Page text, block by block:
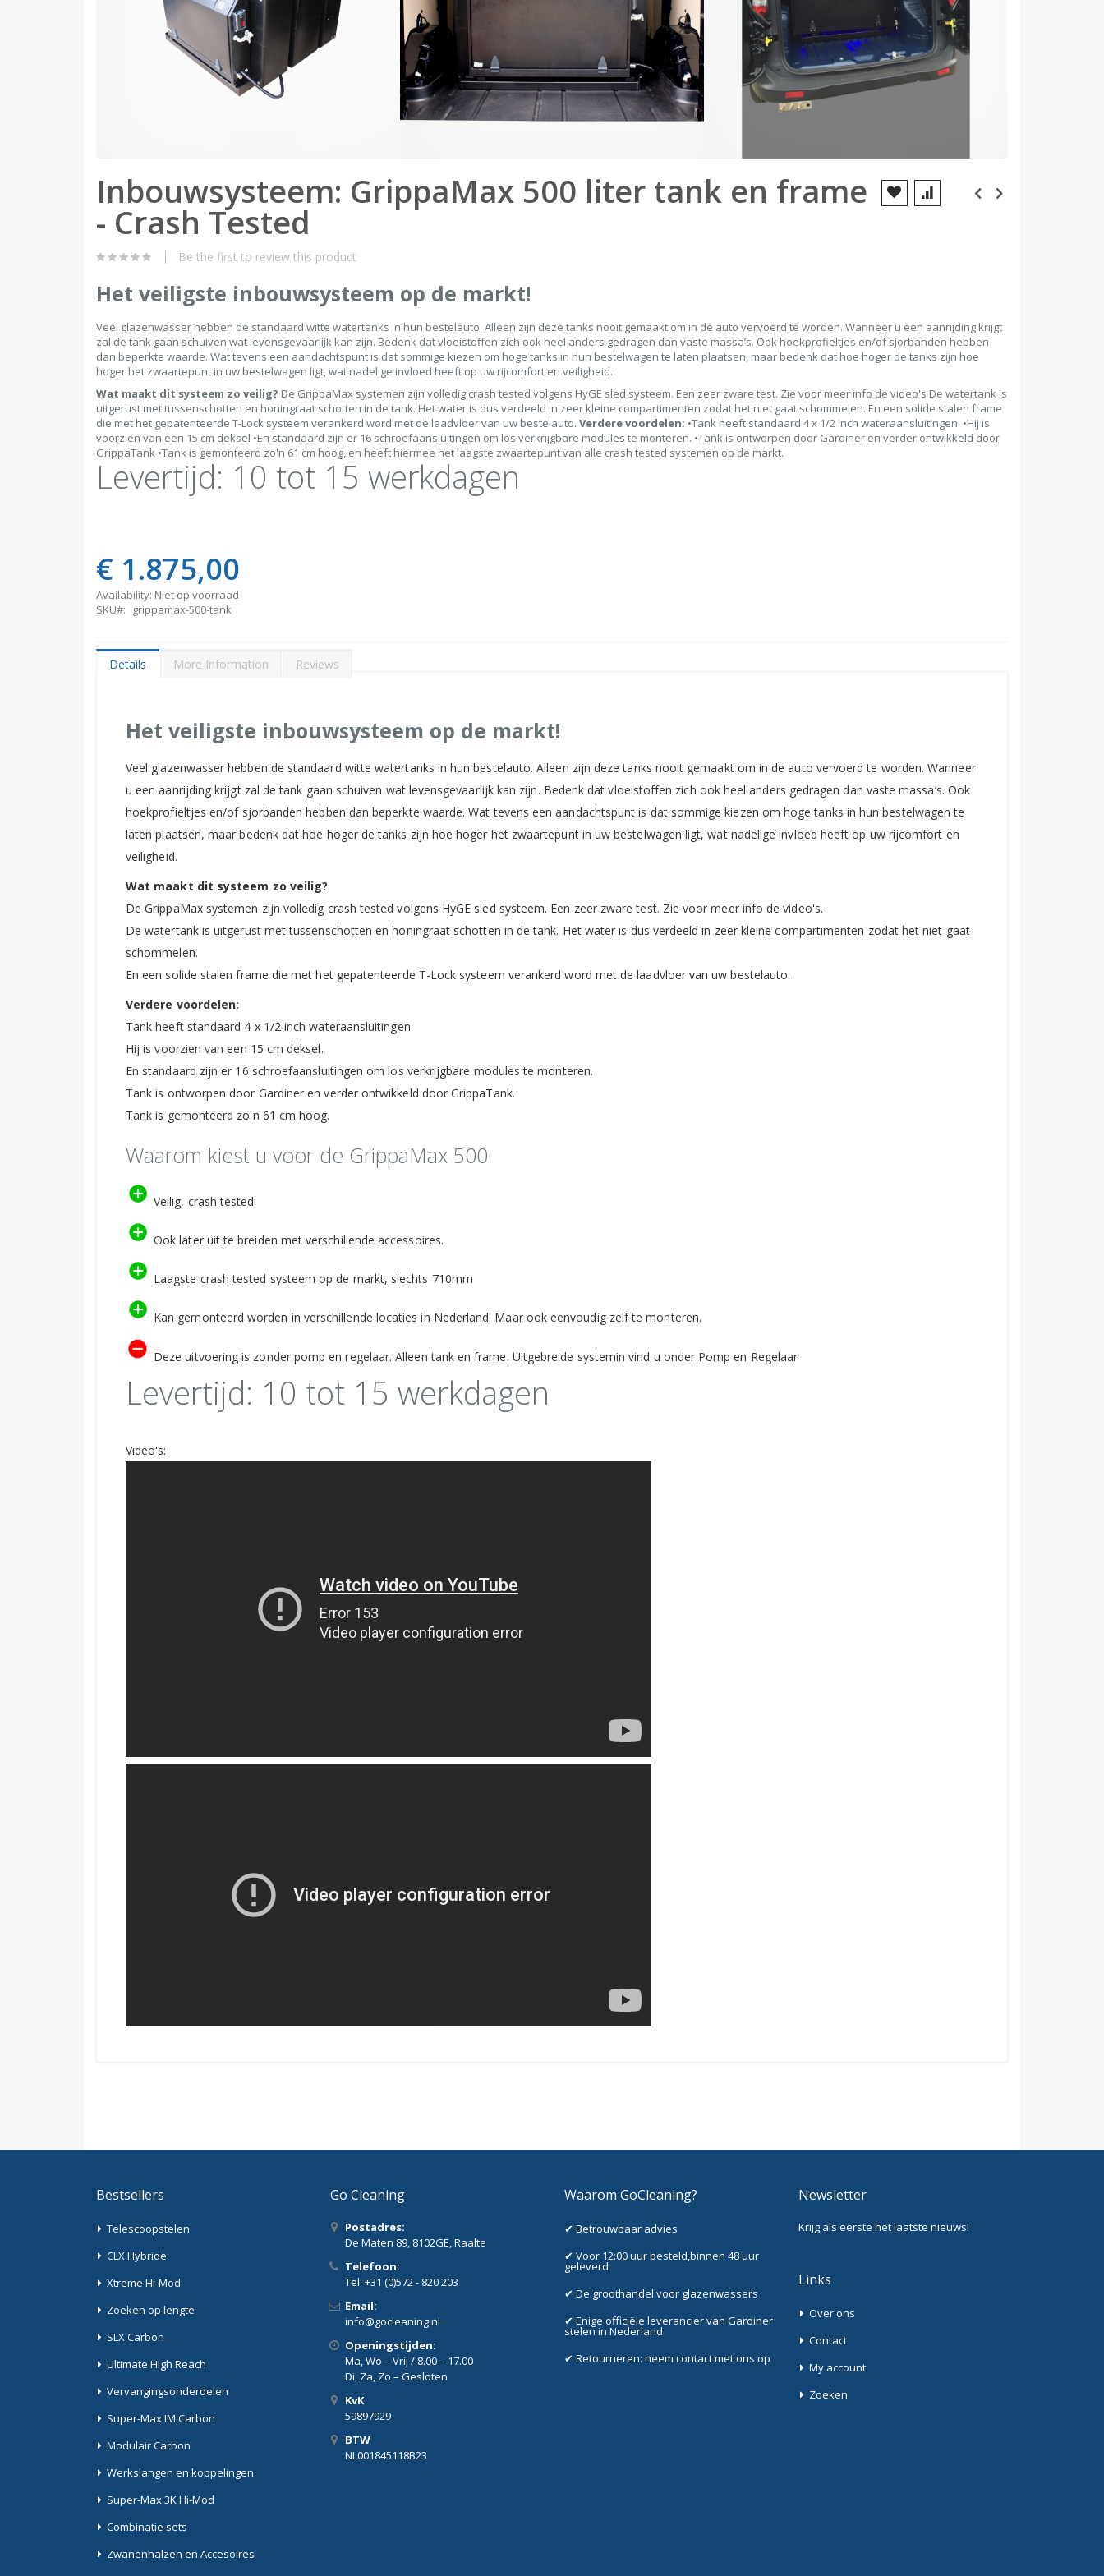
to
beginning
of
images
Inbouwsysteem: GrippaMax 500 liter tank en frame
- Crash Tested
Be the first to review this product
Het veiligste inbouwsysteem op de markt!
Veel glazenwasser hebben de standaard witte watertanks in hun bestelauto. Alleen zijn deze tanks nooit gemaakt om in de auto vervoerd te worden. Wanneer u een aanrijding krijgt
zal de tank gaan schuiven wat levensgevaarlijk kan zijn. Bedenk dat vloeistoffen zich ook heel anders gedragen dan vaste massa’s. Ook hoekprofieltjes en/of sjorbanden hebben
dan beperkte waarde. Wat tevens een aandachtspunt is dat sommige kiezen om hoge tanks in hun bestelwagen te laten plaatsen, maar bedenk dat hoe hoger de tanks zijn hoe
hoger het zwaartepunt in uw bestelwagen ligt, wat nadelige invloed heeft op uw rijcomfort en veiligheid.
Wat maakt dit systeem zo veilig? De GrippaMax systemen zijn volledig crash tested volgens HyGE sled systeem. Een zeer zware test. Zie voor meer info de video's De watertank is
uitgerust met tussenschotten en honingraat schotten in de tank. Het water is dus verdeeld in zeer kleine compartimenten zodat het niet gaat schommelen. En een solide stalen frame
die met het gepatenteerde T-Lock systeem verankerd word met de laadvloer van uw bestelauto. Verdere voordelen: •Tank heeft standaard 4 x 1/2 inch wateraansluitingen. •Hij is
voorzien van een 15 cm deksel •En standaard zijn er 16 schroefaansluitingen om los verkrijgbare modules te monteren. •Tank is ontworpen door Gardiner en verder ontwikkeld door
GrippaTank •Tank is gemonteerd zo'n 61 cm hoog, en heeft hiermee het laagste zwaartepunt van alle crash tested systemen op de markt.
Levertijd: 10 tot 15 werkdagen
€ 1.875,00
Availability: Niet op voorraad
SKU
grippamax-500-tank
Details
Het veiligste inbouwsysteem op de markt!
Veel glazenwasser hebben de standaard witte watertanks in hun bestelauto. Alleen zijn deze tanks nooit gemaakt om in de auto vervoerd te worden. Wanneer
u een aanrijding krijgt zal de tank gaan schuiven wat levensgevaarlijk kan zijn. Bedenk dat vloeistoffen zich ook heel anders gedragen dan vaste massa’s. Ook
hoekprofieltjes en/of sjorbanden hebben dan beperkte waarde. Wat tevens een aandachtspunt is dat sommige kiezen om hoge tanks in hun bestelwagen te
laten plaatsen, maar bedenk dat hoe hoger de tanks zijn hoe hoger het zwaartepunt in uw bestelwagen ligt, wat nadelige invloed heeft op uw rijcomfort en
veiligheid.
Wat maakt dit systeem zo veilig?
De GrippaMax systemen zijn volledig crash tested volgens HyGE sled systeem. Een zeer zware test. Zie voor meer info de video's.
De watertank is uitgerust met tussenschotten en honingraat schotten in de tank. Het water is dus verdeeld in zeer kleine compartimenten zodat het niet gaat
schommelen.
En een solide stalen frame die met het gepatenteerde T-Lock systeem verankerd word met de laadvloer van uw bestelauto.
Verdere voordelen:
Tank heeft standaard 4 x 1/2 inch wateraansluitingen.
Hij is voorzien van een 15 cm deksel.
En standaard zijn er 16 schroefaansluitingen om los verkrijgbare modules te monteren.
Tank is ontworpen door Gardiner en verder ontwikkeld door GrippaTank.
Tank is gemonteerd zo'n 61 cm hoog.
Waarom kiest u voor de GrippaMax 500
Veilig, crash tested!
Ook later uit te breiden met verschillende accessoires.
Laagste crash tested systeem op de markt, slechts 710mm
Kan gemonteerd worden in verschillende locaties in Nederland. Maar ook eenvoudig zelf te monteren.
Deze uitvoering is zonder pomp en regelaar. Alleen tank en frame. Uitgebreide systemin vind u onder Pomp en Regelaar
Levertijd: 10 tot 15 werkdagen
Video's:
More Information Reviews
Bestsellers
Telescoopstelen
CLX Hybride
Xtreme Hi-Mod
Zoeken op lengte
SLX Carbon
Ultimate High Reach
Vervangingsonderdelen
Super-Max IM Carbon
Modulair Carbon
Werkslangen en koppelingen
Super-Max 3K Hi-Mod
Combinatie sets
Zwanenhalzen en Accesoires
Go Cleaning
Postadres:
De Maten 89, 8102GE, Raalte
Telefoon:
Tel: +31 (0)572 - 820 203
Email:
info@gocleaning.nl
Openingstijden:
Ma, Wo – Vrij / 8.00 – 17.00
Di, Za, Zo – Gesloten
KvK
59897929
BTW
NL001845118B23
Waarom GoCleaning?
✔ Betrouwbaar advies
✔ Voor 12:00 uur besteld,binnen 48 uur
geleverd
✔ De groothandel voor glazenwassers
✔ Enige officiële leverancier van Gardiner
stelen in Nederland
✔ Retourneren: neem contact met ons op
Newsletter
Krijg als eerste het laatste nieuws!
Links
Over ons
Contact
My account
Zoeken